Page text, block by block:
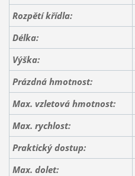
Rozpětí křídla:
Délka:
Výška:
Prázdná hmotnost:
Max. vzletová hmotnost:
Max. rychlost:
Praktický dostup:
Max. dolet: